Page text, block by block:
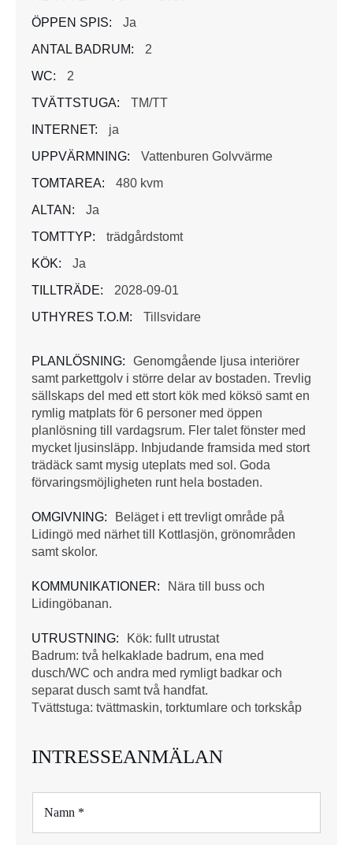
ÖPPEN SPIS:
Ja
ANTAL BADRUM:
2
WC:
2
TVÄTTSTUGA:
TM/TT
INTERNET:
ja
UPPVÄRMNING:
Vattenburen Golvvärme
TOMTAREA:
480 kvm
ALTAN:
Ja
TOMTTYP:
trädgårdstomt
KÖK:
Ja
TILLTRÄDE:
2028-09-01
UTHYRES T.O.M:
Tillsvidare
PLANLÖSNING:
Genomgående ljusa interiörer
samt parkettgolv i större delar av bostaden. Trevlig
sällskaps del med ett stort kök med köksö samt en
rymlig matplats för 6 personer med öppen
planlösning till vardagsrum. Fler talet fönster med
mycket ljusinsläpp. Inbjudande framsida med stort
trädäck samt mysig uteplats med sol. Goda
förvaringsmöjligheten runt hela bostaden.
OMGIVNING:
Beläget i ett trevligt område på
Lidingö med närhet till Kottlasjön, grönområden
samt skolor.
KOMMUNIKATIONER:
Nära till buss och
Lidingöbanan.
UTRUSTNING:
Kök: fullt utrustat
Badrum: två helkaklade badrum, ena med
dusch/WC och andra med rymligt badkar och
separat dusch samt två handfat.
Tvättstuga: tvättmaskin, torktumlare och torkskåp
INTRESSEANMÄLAN
m